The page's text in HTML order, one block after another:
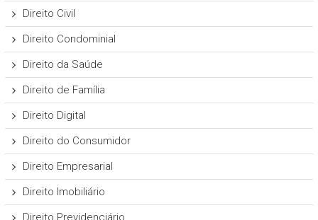
Direito Civil
Direito Condominial
Direito da Saúde
Direito de Família
Direito Digital
Direito do Consumidor
Direito Empresarial
Direito Imobiliário